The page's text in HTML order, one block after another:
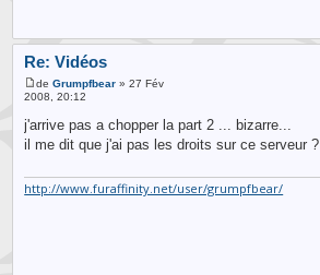
Re: Vidéos
deGrumpfbear » 27 Fév
2008, 20:12
j'arrive pas a chopper la part 2 ... bizarre...
il me dit que j'ai pas les droits sur ce serveur ?
http://www.furaffinity.net/user/grumpfbear/